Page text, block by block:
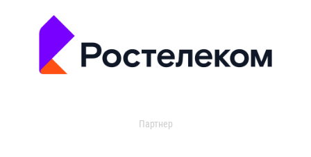
Партнер